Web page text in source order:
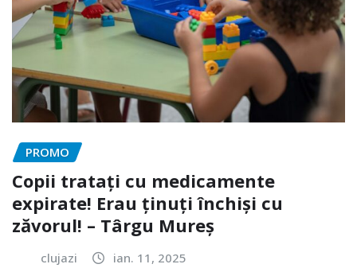
PROMO
Copii tratați cu medicamente
expirate! Erau ținuți închiși cu
zăvorul! – Târgu Mureș
clujazi ian. 11, 2025